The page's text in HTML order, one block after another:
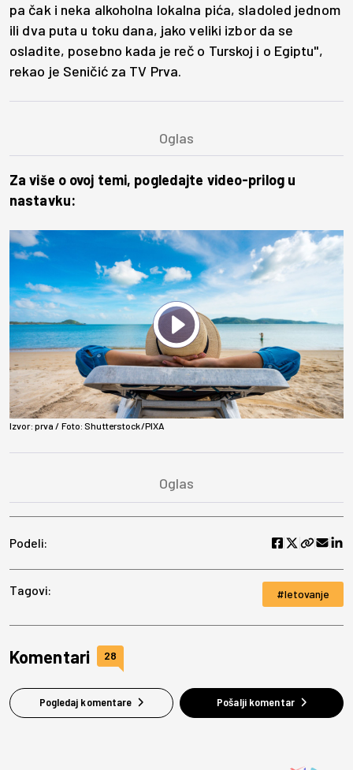
pa čak i neka alkoholna lokalna pića, sladoled jednom
ili dva puta u toku dana, jako veliki izbor da se
osladite, posebno kada je reč o Turskoj i o Egiptu",
rekao je Seničić za TV Prva.
Za više o ovoj temi, pogledajte video-prilog u
nastavku:
Play
Izvor: prva / Foto:Shutterstock/PIXA
Podeli:
Tagovi: letovanje
Komentari 28
Pogledaj komentare Pošalji komentar